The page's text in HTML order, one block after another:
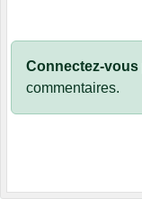
Connectez-vous
commentaires.